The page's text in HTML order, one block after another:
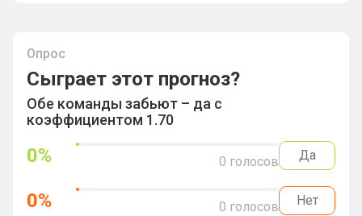
Опрос
Сыграет этот прогноз?
Обе команды забьют – да с
коэффициентом 1.70
0% 0 голосов Да
0% 0 голосов Нет